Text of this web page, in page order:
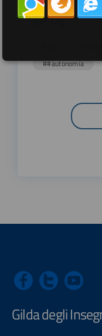
per tag
##autonomia
Gilda degli